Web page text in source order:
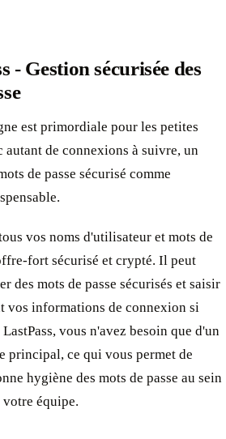
- Gestion sécurisée des
est primordiale pour les petites
autant de connexions à suivre, un
de passe sécurisé comme
vos noms d'utilisateur et mots de
fort sécurisé et crypté. Il peut
des mots de passe sécurisés et saisir
vos informations de connexion si
vous n'avez besoin que d'un
principal, ce qui vous permet de
hygiène des mots de passe au sein
votre équipe.